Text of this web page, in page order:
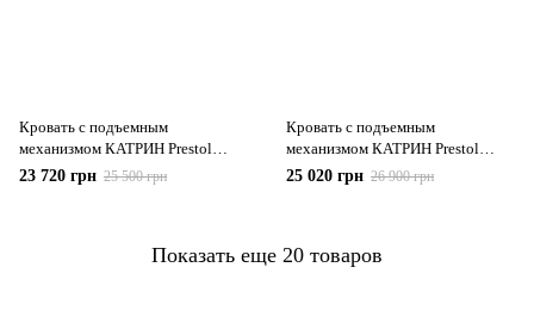
Кровать с подъемным
механизмом КАТРИН Prestol
160х200 серый Alpaca 93 букле
23 720 грн 25 500 грн
Кровать с подъемным
механизмом КАТРИН Prestol
180х200 молочный Alpaca 02
25 020 грн 26 900 грн
Показать еще 20 товаров